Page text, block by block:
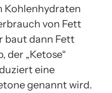
Kohlenhydraten
von Fett
baut dann Fett
der „Ketose“
eine
genannt wird.